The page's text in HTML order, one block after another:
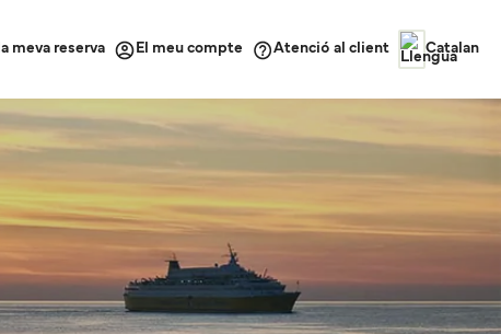
meva reserva El meu compte Atenció al client Catalan